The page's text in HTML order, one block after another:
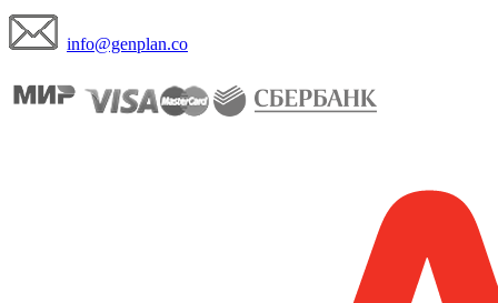
info@genplan.co